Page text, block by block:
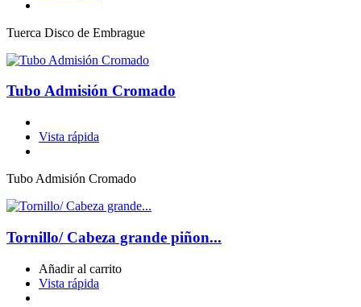
Tuerca Disco de Embrague
Tubo Admisión Cromado
Vista rápida
Tubo Admisión Cromado
Tornillo/ Cabeza grande piñon...
Añadir al carrito
Vista rápida